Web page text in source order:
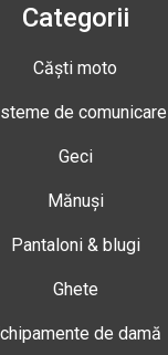
Categorii
Căști moto
de comunicare
Geci
Mănuși
Pantaloni & blugi
Ghete
de damă